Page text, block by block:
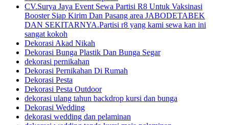
CV.Surya Jaya Event Sewa Partisi R8 Untuk Vaksinasi
Booster Siap Kirim Dan Pasang area JABODETABEK
DAN SEKITARNYA.Partisi r8 yang kami sewa kan ini
sangat kokoh
Dekorasi Akad Nikah
Dekorasi Bunga Plastik Dan Bunga Segar
dekorasi pernikahan
Dekorasi Pernikahan Di Rumah
Dekorasi Pesta
Dekorasi Pesta Outdoor
dekorasi ulang tahun backdrop kursi dan bunga
Dekorasi Wedding
dekorasi wedding dan pelaminan